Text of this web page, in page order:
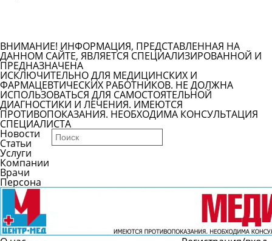
ВНИМАНИЕ! ИНФОРМАЦИЯ, ПРЕДСТАВЛЕННАЯ НА
ДАННОМ САЙТЕ, ЯВЛЯЕТСЯ СПЕЦИАЛИЗИРОВАННОЙ И
ПРЕДНАЗНАЧЕНА
ИСКЛЮЧИТЕЛЬНО ДЛЯ МЕДИЦИНСКИХ И
ФАРМАЦЕВТИЧЕСКИХ РАБОТНИКОВ. НЕ ДОЛЖНА
ИСПОЛЬЗОВАТЬСЯ ДЛЯ САМОСТОЯТЕЛЬНОЙ
ДИАГНОСТИКИ И ЛЕЧЕНИЯ. ИМЕЮТСЯ
ПРОТИВОПОКАЗАНИЯ. НЕОБХОДИМА КОНСУЛЬТАЦИЯ
СПЕЦИАЛИСТА
Новости
Статьи
Услуги
Компании
Врачи
Персона